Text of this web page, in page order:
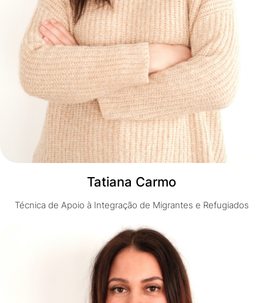
Tatiana Carmo
Técnica de Apoio à Integração de Migrantes e Refugiados